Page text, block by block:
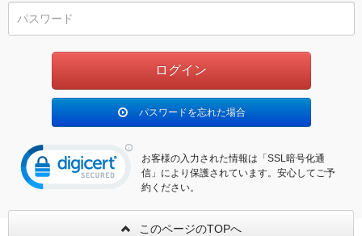
パスワードを忘れた場合
お客様の入力された情報は「SSL暗号化通
信」により保護されています。安心してご予
約ください。
このページのTOPへ